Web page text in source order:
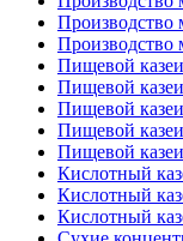
Производство
Производство
Пищевой
Пищевой
Пищевой
Пищевой
Пищевой
Кислотный
Кислотный
Кислотный